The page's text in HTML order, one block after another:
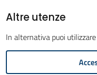
Vivere
il
Comune
Altre utenze
In alternativa puoi